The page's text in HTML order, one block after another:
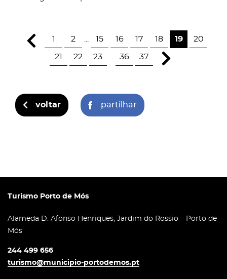
1 2 15 16 17 18 19 20
21 22 23 36 37
voltar partilhar
Turismo Porto de Mós
Alameda D. Afonso Henriques, Jardim do Rossio – Porto de
Mós
244 499 656
turismo@municipio-portodemos.pt